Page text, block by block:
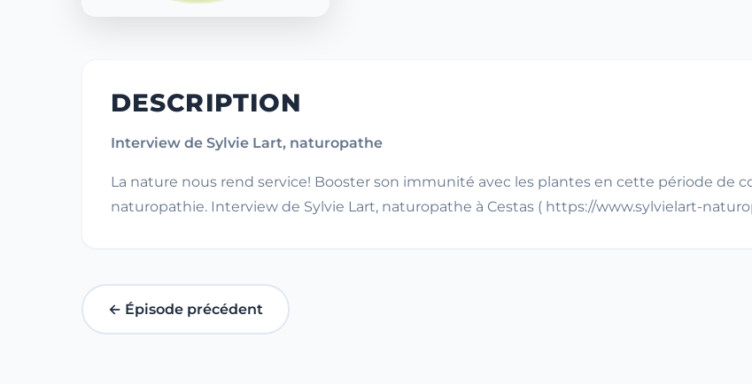
DESCRIPTION
Interview de Sylvie Lart, naturopathe
La nature nous rend service! Booster son immunité avec les plantes en cette période de
naturopathie. Interview de Sylvie Lart, naturopathe à Cestas ( https://www.sylvielart-
← Épisode précédent